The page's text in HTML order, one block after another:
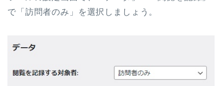
で「訪問者のみ」を選択しましょう。